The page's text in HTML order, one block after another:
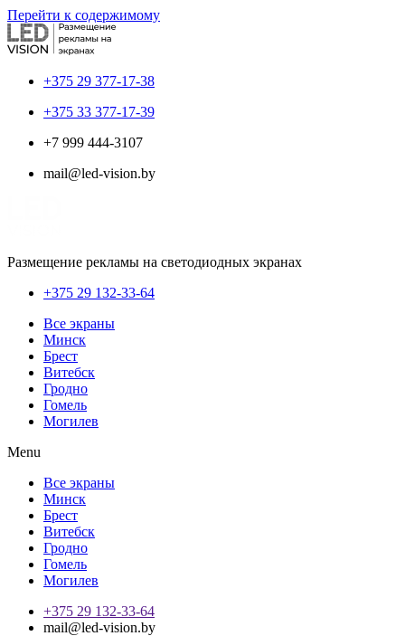
Перейти к содержимому
+375 29 377-17-38
+375 33 377-17-39
+7 999 444-3107
mail@led-vision.by
Размещение рекламы на светодиодных экранах
+375 29 132-33-64
Все экраны
Минск
Брест
Витебск
Гродно
Гомель
Могилев
Menu
Все экраны
Минск
Брест
Витебск
Гродно
Гомель
Могилев
+375 29 132-33-64
mail@led-vision.by